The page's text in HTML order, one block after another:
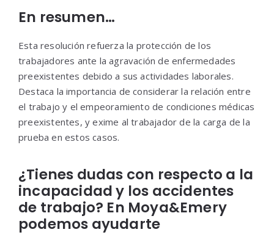
En resumen…
Esta resolución refuerza la protección de los
trabajadores ante la agravación de enfermedades
preexistentes debido a sus actividades laborales.
Destaca la importancia de considerar la relación entre
el trabajo y el empeoramiento de condiciones médicas
preexistentes, y exime al trabajador de la carga de la
prueba en estos casos.
¿Tienes dudas con respecto a la
incapacidad y los accidentes
de trabajo? En Moya&Emery
podemos ayudarte